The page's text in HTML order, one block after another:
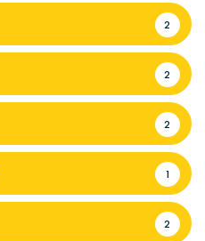
2
2
2
1
2